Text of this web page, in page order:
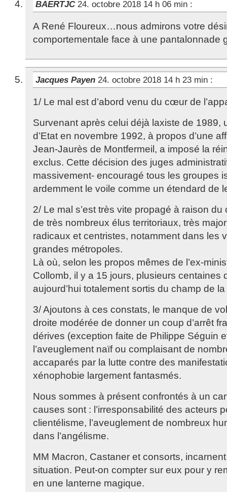
BAERTJC 24. octobre 2018 14 h 06 min :
A René Floureux…nous admirons votre
comportementale face à une pantalonnade
Jacques Payen 24. octobre 2018 14 h 23 min :
1/ Le mal est d’abord venu du cœur de
Survenant après celui déjà laxiste de 1989,
d’Etat en novembre 1992, à propos d’une
Jean-Jaurès de Montfermeil, a imposé la
exclus. Cette décision des juges
massivement- encouragé tous les groupes
ardemment le voile comme un étendard de
2/ Le mal s’est très vite propagé à raison
de très nombreux élus territoriaux, très
radicaux et centristes, notamment dans les
grandes métropoles.
Là où, selon les propos mêmes de l’ex-
Collomb, il y a 15 jours, plusieurs centaines
aujourd’hui totalement sortis du champ de
3/ Ajoutons à ces constats, le manque de
droite modérée de donner un coup d’arrêt
dérives (exception faite de Philippe Séguin
l’aveuglement naïf ou complaisant de
accaparés par la lutte contre des
xénophobie largement fantasmés.
Nous sommes à présent confrontés à un
causes sont : l’irresponsabilité des acteurs
clientélisme, l’aveuglement de nombreux
dans l’angélisme.
MM Macron, Castaner et consorts,
situation. Peut-on compter sur eux pour y
en une lanterne magique.